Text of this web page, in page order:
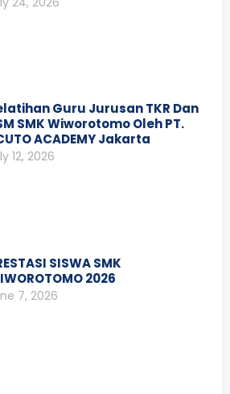
Guru Jurusan TKR Dan
SMK Wiworotomo Oleh PT.
ACADEMY Jakarta
12, 2026
SISWA SMK
2026
7, 2026